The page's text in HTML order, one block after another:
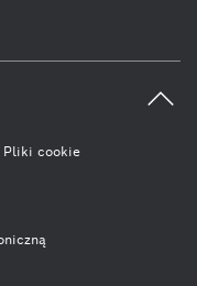
Pliki cookie